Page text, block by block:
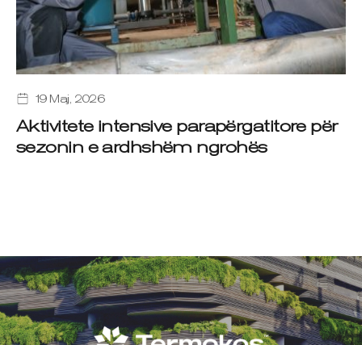
19 Maj, 2026
Aktivitete intensive parapërgatitore për
sezonin e ardhshëm ngrohës